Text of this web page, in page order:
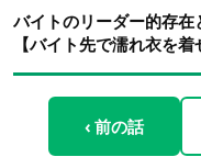
バイトのリーダー的存
【バイト先で濡れ衣を
‹ 前の話